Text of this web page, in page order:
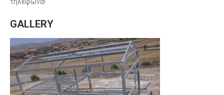
τηλέφωνα!
GALLERY